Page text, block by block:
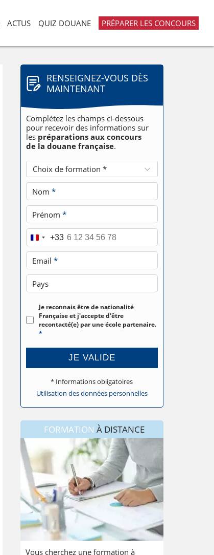
ACTUS QUIZ DOUANE PRÉPARER LES CONCOURS
RENSEIGNEZ-VOUS DÈS
MAINTENANT
Complétez les champs ci-dessous
pour recevoir des informations sur
les préparations aux concours
de la douane française.
Choix de formation *
Nom *
Prénom *
Téléphone*
+33
Email *
Pays
Je reconnais être de nationalité
Française et j'accepte d'être
recontacté(e) par une école partenaire.
*
JE VALIDE
* Informations obligatoires
Utilisation des données personnelles
FORMATION À DISTANCE
Vous cherchez une formation à